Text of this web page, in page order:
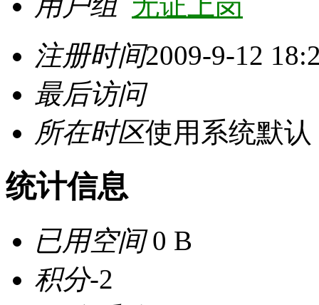
注册时间2009-9-12
最后访问
所在时区使用系统默认
统计信息
已用空间0 B
积分-2